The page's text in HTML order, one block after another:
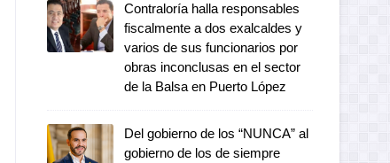
Contraloría halla responsables
fiscalmente a dos exalcaldes y
varios de sus funcionarios por
obras inconclusas en el sector
de la Balsa en Puerto López
Del gobierno de los “NUNCA” al
gobierno de los de siempre